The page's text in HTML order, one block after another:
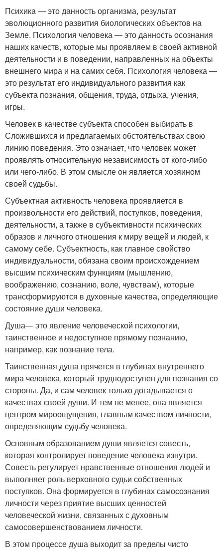
Психика — это данность организма, результат
эволюционного развития биологических объектов на
Земле. Психология человека — это данность осознания
наших качеств, которые мы проявляем в сво­ей активной
деятельности и в поведении, направленных на объекты
внешнего мира и на самих себя. Психология человека —
это резуль­тат его индивидуального развития как
субъекта познания, общения, труда, отдыха, учения,
игры.
Человек в качестве субъекта способен выбирать в
Сложившихся и предлагаемых обстоятельствах свою
линию поведения. Это означает, что человек может
проявлять относительную независимость от кого-либо
или чего-либо. В этом смысле он является хозяином
своей судьбы.
Субъектная активность человека проявляется в
произвольности его действий, поступков, поведения,
деятельности, а также в субъективности психических
образов и личного отношения к миру вещей и людей, к
само­му себе. Субъектность, как главное свойство
индивидуальности, обязана своим происхождением
высшим психическим функциям (мышлению,
воображению, сознанию, воле, чувствам), которые
трансформируются в духовные качества, определяющие
состояние души человека.
Душа— это явление человеческой психологии,
таинственное и недоступное прямому познанию,
например, как познание тела.
Таинственная душа прячется в глубинах внутреннего
мира чело­века, который труднодоступен для познания со
стороны. Да, и сам человек только догадывается о
качествах своей души. И тем не ме­нее, она является
центром мироощущения, главным качеством лич­ности,
определяющим судьбу человека.
Основным образованием души является совесть,
которая контро­лирует поведение человека изнутри.
Совесть регулирует нравствен­ные отношения людей и
выполняет роль верховного судьи собствен­ных
поступков. Она формируется в глубинах самосознания
личности через приятие высших ценностей
человеческой жизни, связанных с духовным
самосовершенствованием личности.
В этом процессе душа выходит за пределы чисто